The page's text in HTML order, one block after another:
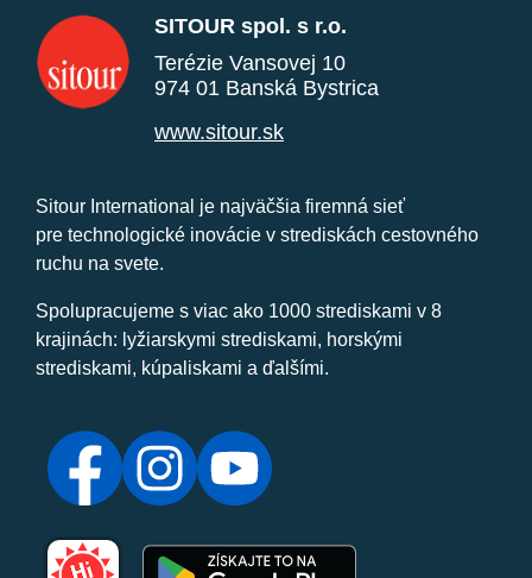
SITOUR spol. s r.o.
Terézie Vansovej 10
974 01 Banská Bystrica
www.sitour.sk
Sitour International je najväčšia firemná sieť
pre technologické inovácie v strediskách cestovného
ruchu na svete.
Spolupracujeme s viac ako 1000 strediskami v 8
krajinách: lyžiarskymi strediskami, horskými
strediskami, kúpaliskami a ďalšími.